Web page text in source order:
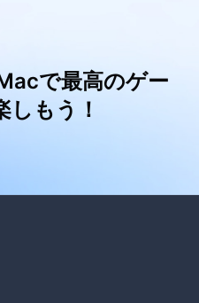
で最高のゲー
しもう！